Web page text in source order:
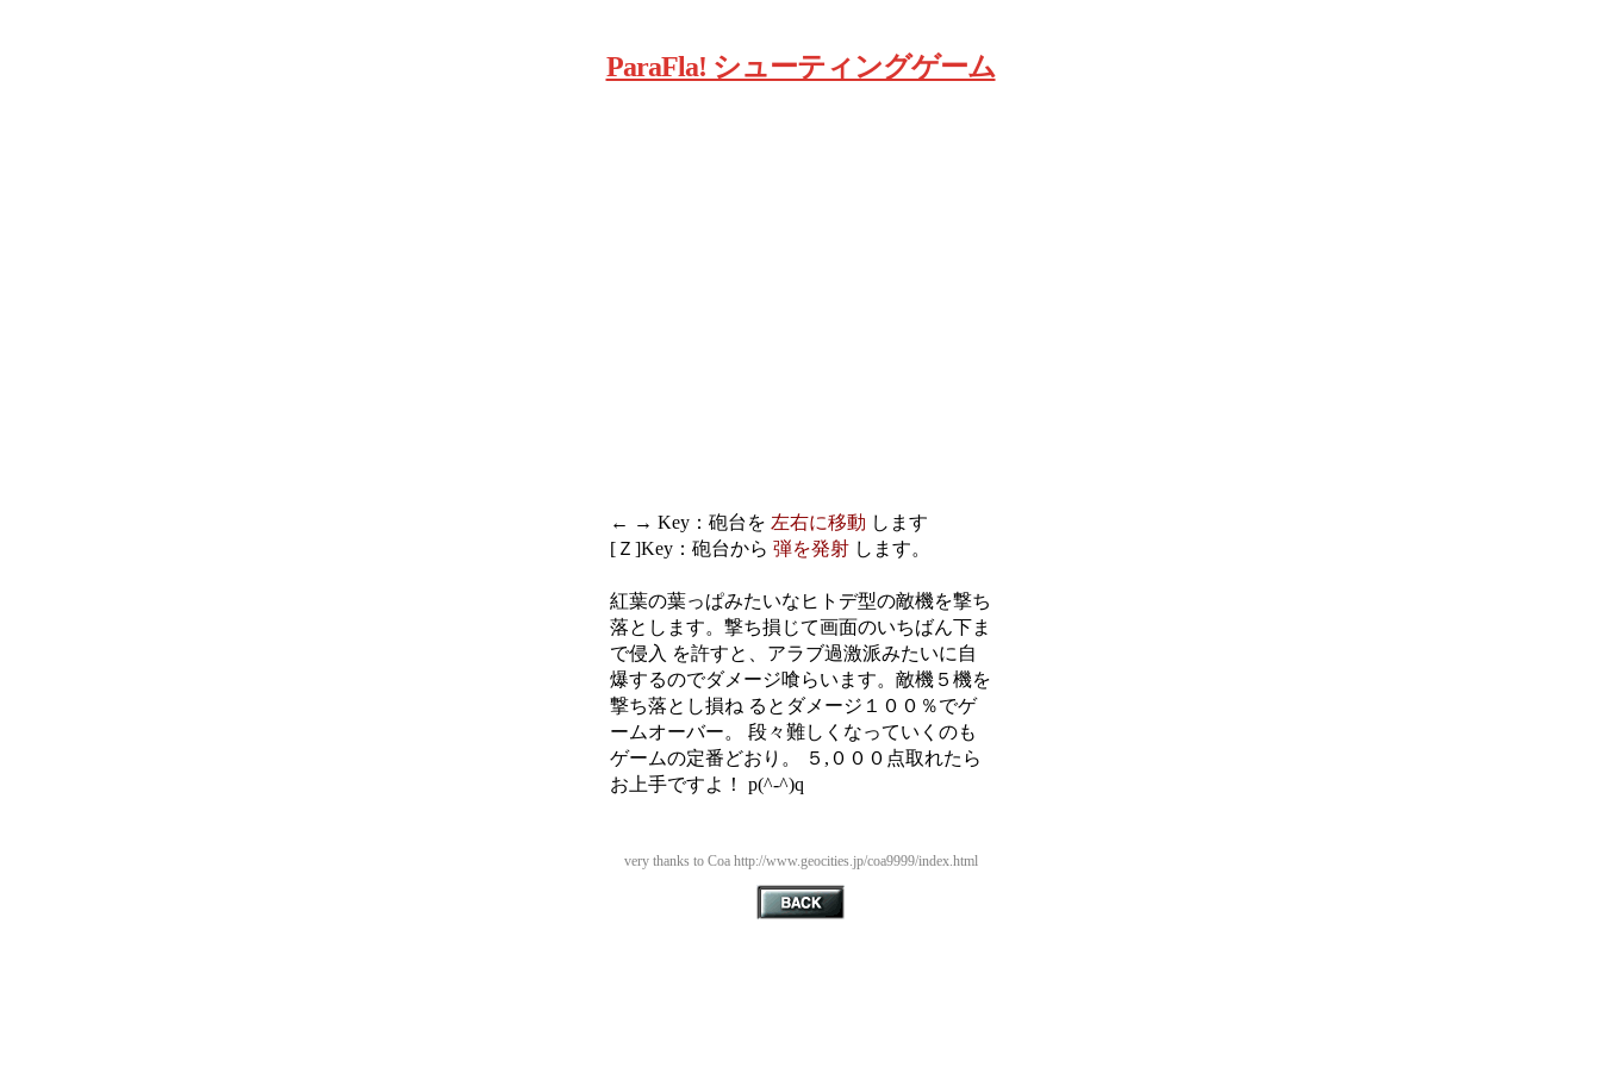
ParaFla! シューティングゲーム
← → Key：砲台を 左右に移動 します
[Ｚ]Key：砲台から 弾を発射 します。
紅葉の葉っぱみたいなヒトデ型の敵機を撃ち
落とします。撃ち損じて画面のいちばん下ま
で侵入 を許すと、アラブ過激派みたいに自
爆するのでダメージ喰らいます。敵機５機を
撃ち落とし損ね るとダメージ１００％でゲ
ームオーバー。 段々難しくなっていくのも
ゲームの定番どおり。 ５,０００点取れたら
お上手ですよ！ p(^-^)q
very thanks to Coa http://www.geocities.jp/coa9999/index.html